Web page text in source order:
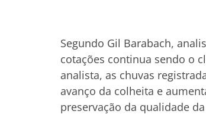
Segundo Gil Barabach,
cotações continua sendo o
analista, as chuvas
avanço da colheita e
preservação da qualidade